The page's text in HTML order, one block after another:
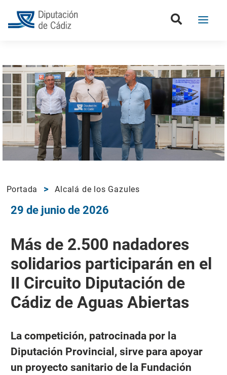
Portada Alcalá de los Gazules
29 de junio de 2026
Más de 2.500 nadadores
solidarios participarán en el
II Circuito Diputación de
Cádiz de Aguas Abiertas
La competición, patrocinada por la
Diputación Provincial, sirve para apoyar
un proyecto sanitario de la Fundación